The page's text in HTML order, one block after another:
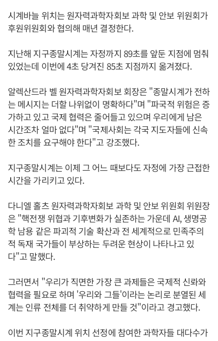
시계바늘 위치는 원자력과학자회보 과학 및 안보 위원회가
후원위원회와 협의해 매년 결정한다.
지난해 지구종말시계는 자정까지 89초를 앞둔 지점에 멈춰
있었는데 이번에 4초 당겨진 85초 지점까지 옮겨졌다.
알렉산드라 벨 원자력과학자회보 회장은 "종말시계가 전하
는 메시지는 더할 나위없이 명확하다"며 "파국적 위험은 증
가하고 있고 국제 협력은 줄어들고 있으며 우리에게 남은
시간조차 얼마 없다"며 "국제사회는 각국 지도자들에 신속
한 조치를 요구해야 한다"고 강조했다.
지구종말시계는 이제 그 어느 때보다도 자정에 가장 근접한
시간을 가리키고 있다.
다니엘 홀츠 원자력과학자회보 과학 및 안보 위원회 위원장
은 "핵전쟁 위협과 기후변화가 실존하는 가운데 AI, 생명공
학 남용 같은 파괴적 기술 확산과 전 세계적으로 민족주의
적 독재 국가들이 부상하는 두려운 현상이 나타나고 있
다"고 말했다.
그러면서 "우리가 직면한 가장 큰 과제들은 국제적 신롸와
협력을 필요로 하며 '우리와 그들'이라는 논리로 분열된 세
계는 인류 전체를 더 취약하게 만들 것"이라고 경고했다.
이번 지구종말시계 위치 선정에 참여한 과학자들 대다수가